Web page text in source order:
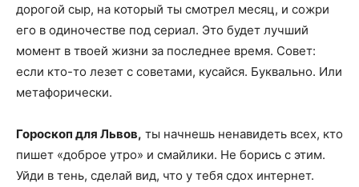
дорогой сыр, на который ты смотрел месяц, и сожри
его в одиночестве под сериал. Это будет лучший
момент в твоей жизни за последнее время. Совет:
если кто-то лезет с советами, кусайся. Буквально. Или
метафорически.
Гороскоп для Львов, ты начнешь ненавидеть всех, кто
пишет «доброе утро» и смайлики. Не борись с этим.
Уйди в тень, сделай вид, что у тебя сдох интернет.